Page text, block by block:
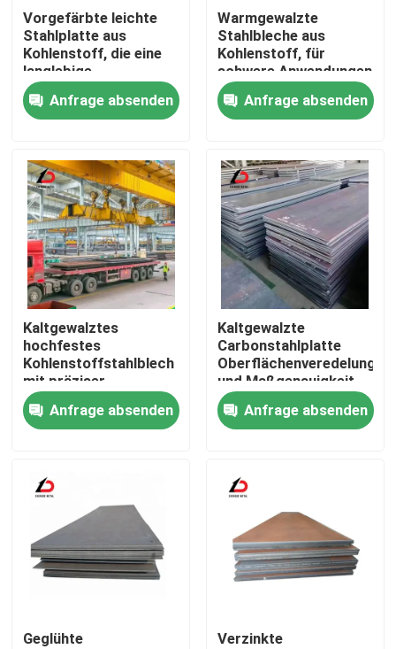
Produkte
Videos
Über uns
Werksbesichtigung
Qualitätskontrolle
Rechtssachen
Bitte um ein Angebot
Verzinkte Stahlspule
Vorgefärbte leichte
Stahlplatte aus
Kohlenstoff, die eine
langlebige
Beschichtung und eine
attraktive Oberfläche
für architektonische
Anfrage absenden
Warmgewalzte
Stahlbleche aus
Kohlenstoff, für
schwere Anwendungen
und Strukturbauteile
in verschiedenen
Industriezweigen
Anfrage absenden
Kaltgewalztes
hochfestes
Kohlenstoffstahlblech
mit präziser
Dickenkontrolle für die
Fertigungs- und
Metallverarbeitungsindustrie
Anfrage absenden
Kaltgewalzte
Carbonstahlplatte
Oberflächenveredelung
und Maßgenauigkeit
geeignet für
Präzisionsteile
Anfrage absenden
Geglühte
Verzinkte